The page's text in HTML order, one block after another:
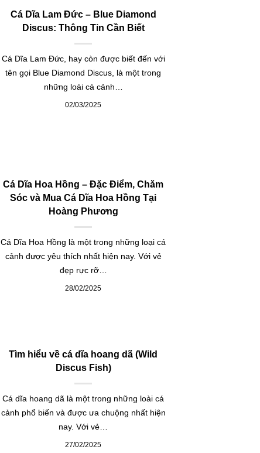
Cá Dĩa Lam Đức – Blue Diamond
Discus: Thông Tin Cần Biết
Cá Dĩa Lam Đức, hay còn được biết đến với
tên gọi Blue Diamond Discus, là một trong
những loài cá cảnh…
02/03/2025
Cá Dĩa Hoa Hồng – Đặc Điểm, Chăm
Sóc và Mua Cá Dĩa Hoa Hồng Tại
Hoàng Phương
Cá Dĩa Hoa Hồng là một trong những loại cá
cảnh được yêu thích nhất hiện nay. Với vẻ
đẹp rực rỡ…
28/02/2025
Tìm hiểu về cá dĩa hoang dã (Wild
Discus Fish)
Cá dĩa hoang dã là một trong những loài cá
cảnh phổ biến và được ưa chuộng nhất hiện
nay. Với vẻ…
27/02/2025